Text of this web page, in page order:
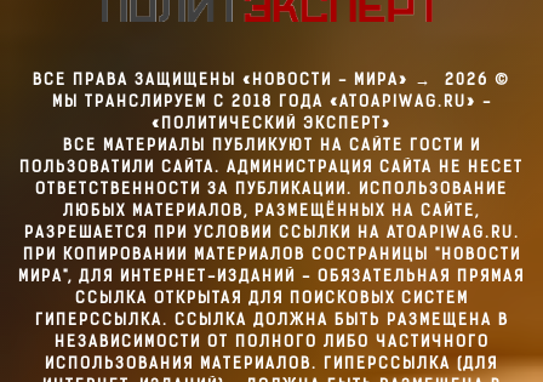
ВСЕ ПРАВА ЗАЩИЩЕНЫ «НОВОСТИ - МИРА» → 2026 ©
МЫ ТРАНСЛИРУЕМ С 2018 ГОДА «ATOAPIWAG.RU» -
«ПОЛИТИЧЕСКИЙ ЭКСПЕРТ»
ВСЕ МАТЕРИАЛЫ ПУБЛИКУЮТ НА САЙТЕ ГОСТИ И
ПОЛЬЗОВАТИЛИ САЙТА. АДМИНИСТРАЦИЯ САЙТА НЕ НЕСЕТ
ОТВЕТСТВЕННОСТИ ЗА ПУБЛИКАЦИИ. ИСПОЛЬЗОВАНИЕ
ЛЮБЫХ МАТЕРИАЛОВ, РАЗМЕЩЁННЫХ НА САЙТЕ,
РАЗРЕШАЕТСЯ ПРИ УСЛОВИИ ССЫЛКИ НА ATOAPIWAG.RU.
ПРИ КОПИРОВАНИИ МАТЕРИАЛОВ СОСТРАНИЦЫ "НОВОСТИ
МИРА", ДЛЯ ИНТЕРНЕТ-ИЗДАНИЙ - ОБЯЗАТЕЛЬНАЯ ПРЯМАЯ
ССЫЛКА ОТКРЫТАЯ ДЛЯ ПОИСКОВЫХ СИСТЕМ
ГИПЕРССЫЛКА. ССЫЛКА ДОЛЖНА БЫТЬ РАЗМЕЩЕНА В
НЕЗАВИСИМОСТИ ОТ ПОЛНОГО ЛИБО ЧАСТИЧНОГО
ИСПОЛЬЗОВАНИЯ МАТЕРИАЛОВ. ГИПЕРССЫЛКА (ДЛЯ